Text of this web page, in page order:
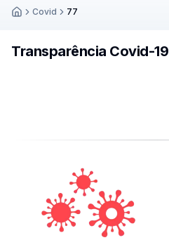
Covid 77
Transparência Covid-19